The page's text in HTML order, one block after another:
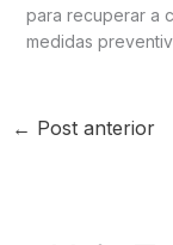
para recuperar a
medidas
← Post anterior